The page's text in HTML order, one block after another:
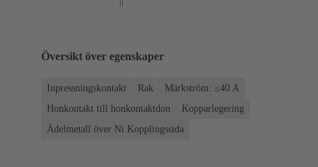
Översikt över egenskaper
Inpressningskontakt Rak
Märkström: ≤40 A
Honkontakt till honkontaktdon
Kopparlegering
Ädelmetall över Ni Kopplingssida